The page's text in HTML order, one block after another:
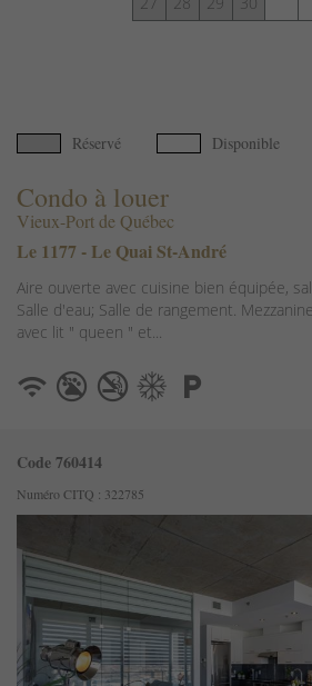
Réservé Disponible
Condo à louer
Vieux-Port de Québec
Le 1177 - Le Quai St-André
Aire ouverte avec cuisine bien équipée,
Salle d'eau; Salle de rangement.
avec lit " queen " et...
Code 760414
Numéro CITQ : 322785